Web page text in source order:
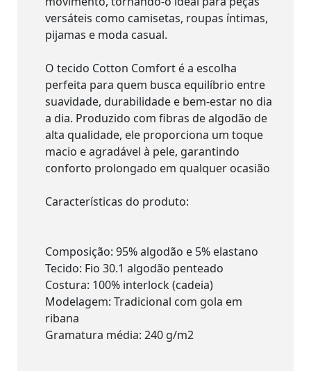
versáteis como camisetas, roupas íntimas,
pijamas e moda casual.
O tecido Cotton Comfort é a escolha
perfeita para quem busca equilíbrio entre
suavidade, durabilidade e bem-estar no dia
a dia. Produzido com fibras de algodão de
alta qualidade, ele proporciona um toque
macio e agradável à pele, garantindo
conforto prolongado em qualquer ocasião
Características do produto:
Composição: 95% algodão e 5% elastano
Tecido: Fio 30.1 algodão penteado
Costura: 100% interlock (cadeia)
Modelagem: Tradicional com gola em
ribana
Gramatura média: 240 g/m2